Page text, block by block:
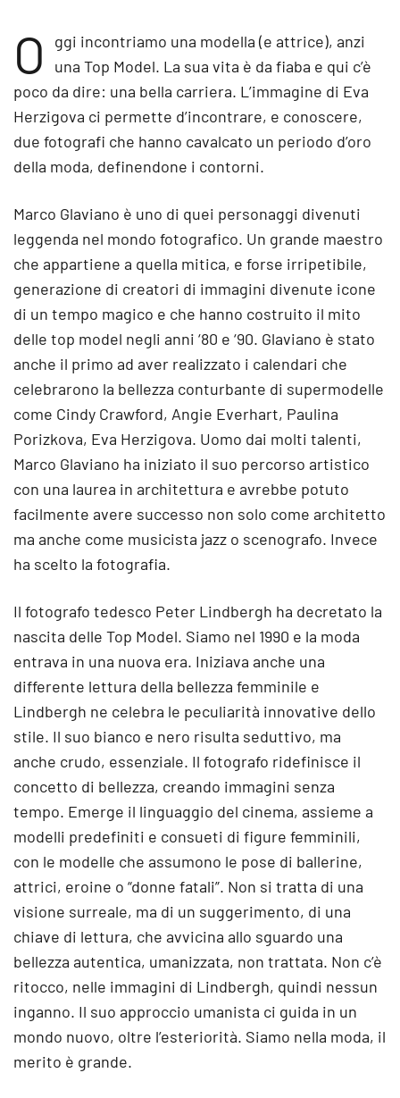
O
ggi incontriamo una modella (e attrice), anzi
una Top Model. La sua vita è da fiaba e qui c’è
poco da dire: una bella carriera. L’immagine di Eva
Herzigova ci permette d’incontrare, e conoscere,
due fotografi che hanno cavalcato un periodo d’oro
della moda, definendone i contorni.
Marco Glaviano è uno di quei personaggi divenuti
leggenda nel mondo fotografico. Un grande maestro
che appartiene a quella mitica, e forse irripetibile,
generazione di creatori di immagini divenute icone
di un tempo magico e che hanno costruito il mito
delle top model negli anni ‘80 e ‘90. Glaviano è stato
anche il primo ad aver realizzato i calendari che
celebrarono la bellezza conturbante di supermodelle
come Cindy Crawford, Angie Everhart, Paulina
Porizkova, Eva Herzigova. Uomo dai molti talenti,
Marco Glaviano ha iniziato il suo percorso artistico
con una laurea in architettura e avrebbe potuto
facilmente avere successo non solo come architetto
ma anche come musicista jazz o scenografo. Invece
ha scelto la fotografia.
Il fotografo tedesco Peter Lindbergh ha decretato la
nascita delle Top Model. Siamo nel 1990 e la moda
entrava in una nuova era. Iniziava anche una
differente lettura della bellezza femminile e
Lindbergh ne celebra le peculiarità innovative dello
stile. Il suo bianco e nero risulta seduttivo, ma
anche crudo, essenziale. Il fotografo ridefinisce il
concetto di bellezza, creando immagini senza
tempo. Emerge il linguaggio del cinema, assieme a
modelli predefiniti e consueti di figure femminili,
con le modelle che assumono le pose di ballerine,
attrici, eroine o “donne fatali”. Non si tratta di una
visione surreale, ma di un suggerimento, di una
chiave di lettura, che avvicina allo sguardo una
bellezza autentica, umanizzata, non trattata. Non c’è
ritocco, nelle immagini di Lindbergh, quindi nessun
inganno. Il suo approccio umanista ci guida in un
mondo nuovo, oltre l’esteriorità. Siamo nella moda, il
merito è grande.